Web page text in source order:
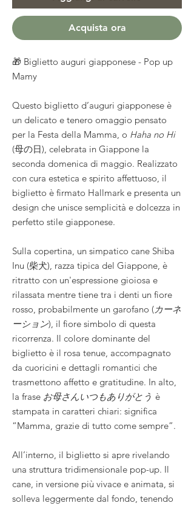
Acquista ora
🎁 Biglietto auguri giapponese - Pop up
Mamy
Questo biglietto d’auguri giapponese è
un delicato e tenero omaggio pensato
per la Festa della Mamma, o Haha no Hi
(母の日), celebrata in Giappone la
seconda domenica di maggio. Realizzato
con cura estetica e spirito affettuoso, il
biglietto è firmato Hallmark e presenta un
design che unisce semplicità e dolcezza in
perfetto stile giapponese.
Sulla copertina, un simpatico cane Shiba
Inu (柴犬), razza tipica del Giappone, è
ritratto con un'espressione gioiosa e
rilassata mentre tiene tra i denti un fiore
rosso, probabilmente un garofano (カーネ
ーション), il fiore simbolo di questa
ricorrenza. Il colore dominante del
biglietto è il rosa tenue, accompagnato
da cuoricini e dettagli romantici che
trasmettono affetto e gratitudine. In alto,
la frase お母さんいつもありがとう è
stampata in caratteri chiari: significa
“Mamma, grazie di tutto come sempre”.
All’interno, il biglietto si apre rivelando
una struttura tridimensionale pop-up. Il
cane, in versione più vivace e animata, si
solleva leggermente dal fondo, tenendo